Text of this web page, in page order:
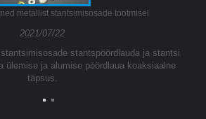
metallist stantsimisosade tootmisel
2021/07/22
stantspöördlauda ja stantsi
ülemise ja alumise pöördlaua koaksiaalne
täpsus.